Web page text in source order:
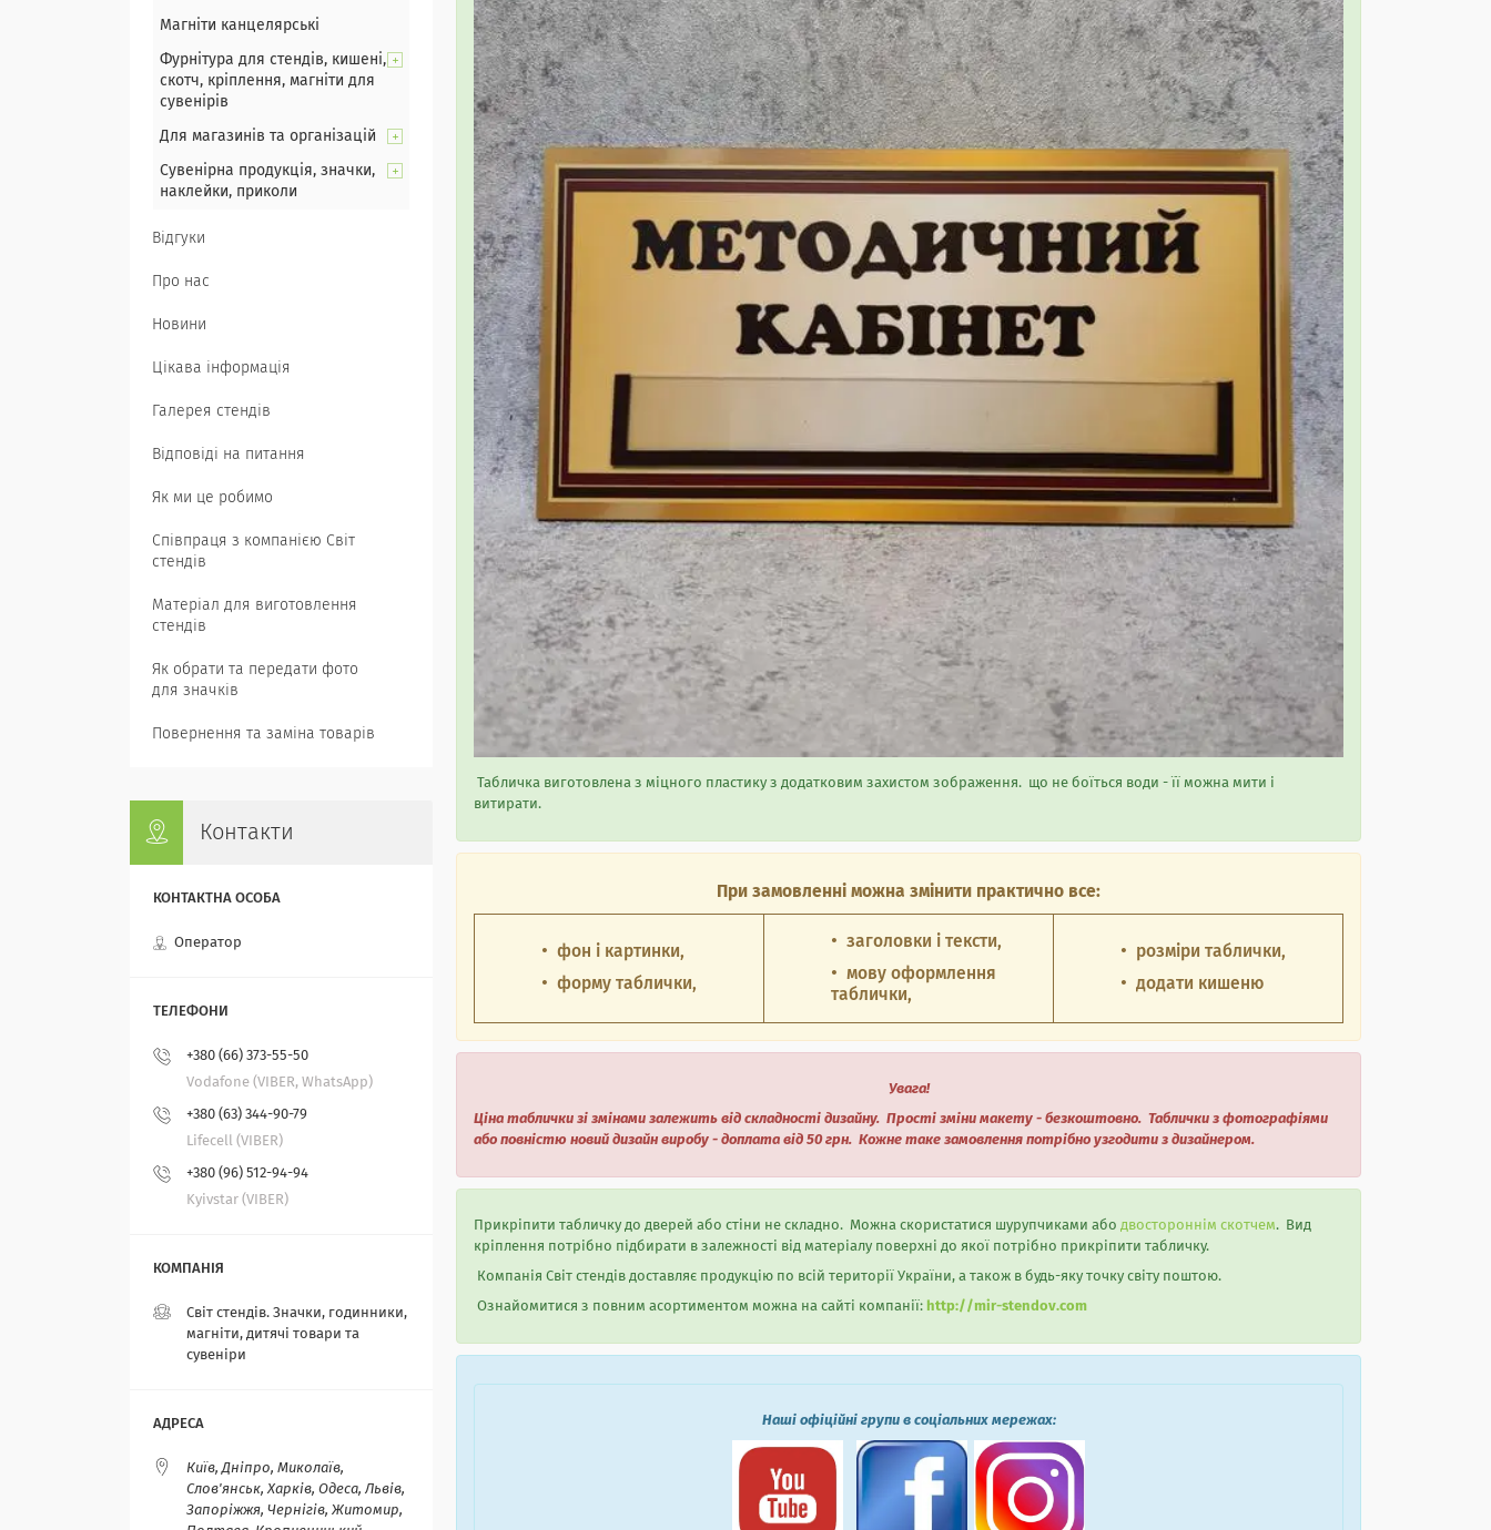
Табличка виготовлена ​​з міцного пластику з додатковим захистом зображення. що не боїться води - її можна мити і
витирати.
При замовленні можна змінити практично все:
фон і картинки,
форму таблички,
заголовки і тексти,
мову оформлення
таблички,
розміри таблички,
додати кишеню
Увага!
Ціна таблички зі змінами залежить від складності дизайну. Прості зміни макету - безкоштовно. Таблички з фотографіями
або повністю новий дизайн виробу - доплата від 50 грн. Кожне таке замовлення потрібно узгодити з дизайнером.
Прикріпити табличку до дверей або стіни не складно. Можна скористатися шурупчиками або двостороннім скотчем. Вид
кріплення потрібно підбирати в залежності від матеріалу поверхні до якої потрібно прикріпити табличку.
Компанія Світ стендів доставляє продукцію по всій території України, а також в будь-яку точку світу поштою.
Ознайомитися з повним асортиментом можна на сайті компанії: http://mir-stendov.com
Наші офіційні групи в соціальних мережах:
Магніти канцелярські
Фурнітура для стендів, кишені,
скотч, кріплення, магніти для
сувенірів
Для магазинів та організацій
Сувенірна продукція, значки,
наклейки, приколи
Відгуки
Про нас
Новини
Цікава інформація
Галерея стендів
Відповіді на питання
Як ми це робимо
Співпраця з компанією Світ
стендів
Матеріал для виготовлення
стендів
Як обрати та передати фото
для значків
Повернення та заміна товарів
Контакти
Оператор
+380 (66) 373-55-50
Vodafone (VIBER, WhatsApp)
+380 (63) 344-90-79
Lifecell (VIBER)
+380 (96) 512-94-94
Kyivstar (VIBER)
Світ стендів. Значки, годинники,
магніти, дитячі товари та
сувеніри
Київ, Дніпро, Миколаїв,
Слов'янськ, Харків, Одеса, Львів,
Запоріжжя, Чернігів, Житомир,